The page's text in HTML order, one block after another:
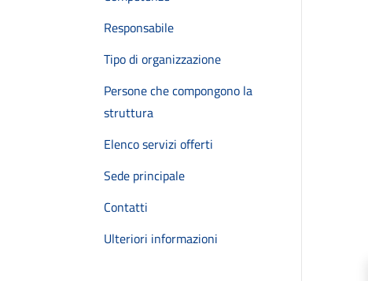
Responsabile
Tipo di organizzazione
Persone che compongono la
struttura
Elenco servizi offerti
Sede principale
Contatti
Ulteriori informazioni